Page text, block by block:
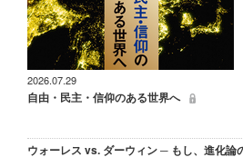
2026.07.29
自由・民主・信仰のある世界へ
ウォーレス vs. ダーウィン ─ もし、進化